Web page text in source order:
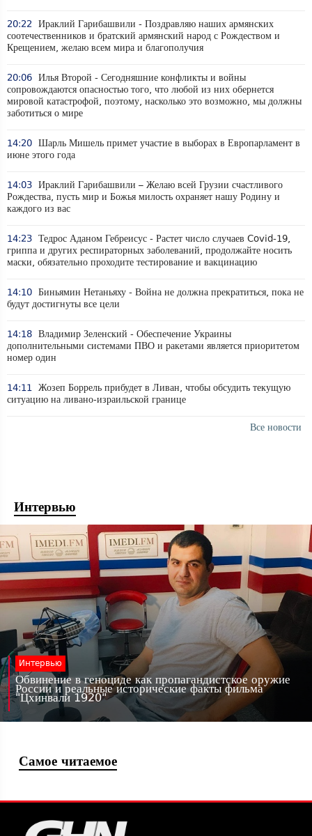
20:22
Ираклий Гарибашвили - Поздравляю наших армянских
соотечественников и братский армянский народ с Рождеством и
Крещением, желаю всем мира и благополучия
20:06 Илья Второй - Сегодняшние конфликты и войны
сопровождаются опасностью того, что любой из них обернется
мировой катастрофой, поэтому, насколько это возможно, мы должны
заботиться о мире
14:20 Шарль Мишель примет участие в выборах в Европарламент в
июне этого года
14:03 Ираклий Гарибашвили – Желаю всей Грузии счастливого
Рождества, пусть мир и Божья милость охраняет нашу Родину и
каждого из вас
14:23 Тедрос Аданом Гебреисус - Растет число случаев Covid-19,
гриппа и других респираторных заболеваний, продолжайте носить
маски, обязательно проходите тестирование и вакцинацию
14:10 Биньямин Нетаньяху - Война не должна прекратиться, пока не
будут достигнуты все цели
14:18 Владимир Зеленский - Обеспечение Украины
дополнительными системами ПВО и ракетами является приоритетом
номер один
14:11
Жозеп Боррель прибудет в Ливан, чтобы обсудить текущую
ситуацию на ливано-израильской границе
Все новости
Интервью
Интервью
Обвинение в геноциде как пропагандистское оружие
России и реальные исторические факты фильма
"Цхинвали 1920"
Самое читаемое